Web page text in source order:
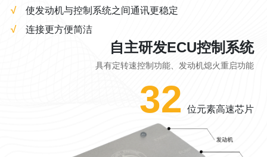
√使发动机与控制系统之间通讯更稳定
√连接更方便简洁
自主研发ECU控制系统
具有定转速控制功能、发动机熄火重启功能
32 位元素高速芯片